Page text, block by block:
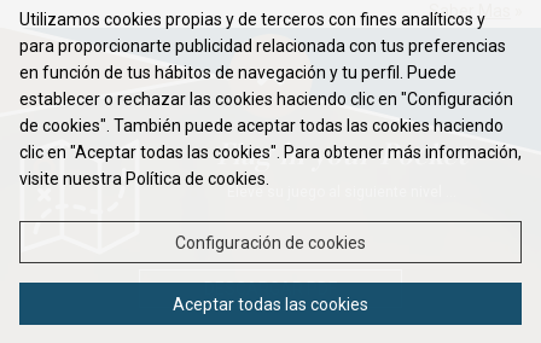
Saber Mas
Flag in your Pocket
DESCARGAR PDF
Utilizamos cookies propias y de terceros con fines analíticos y
para proporcionarte publicidad relacionada con tus preferencias
en función de tus hábitos de navegación y tu perfil. Puede
establecer o rechazar las cookies haciendo clic en "Configuración
de cookies". También puede aceptar todas las cookies haciendo
clic en "Aceptar todas las cookies". Para obtener más información,
visite nuestra Política de cookies.
Configuración de cookies
Aceptar todas las cookies